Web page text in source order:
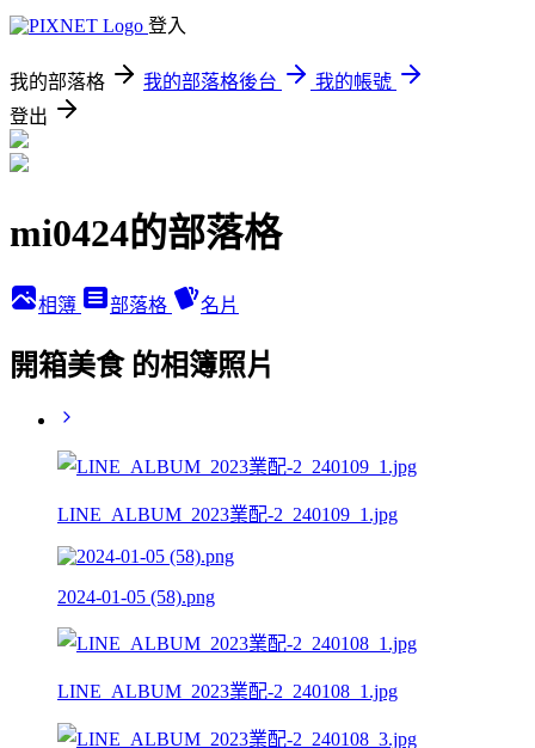
登入
我的部落格 我的部落格後台
我的帳號
登出
mi0424的部落格
相簿 部落格 名片
開箱美食 的相簿照片
LINE_ALBUM_2023業配-2_240109_1.jpg
2024-01-05 (58).png
LINE_ALBUM_2023業配-2_240108_1.jpg